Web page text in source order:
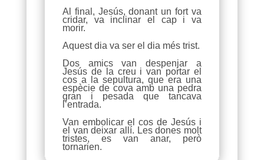
Al final, Jesús, donant un fort va
cridar, va inclinar el cap i va
morir.
Aquest dia va ser el dia més trist.
Dos amics van despenjar a
Jesús de la creu i van portar el
cos a la sepultura, que era una
espècie de cova amb una pedra
gran i pesada que tancava
l’entrada.
Van embolicar el cos de Jesús i
el van deixar allí. Les dones molt
tristes, es van anar, però
tornarien.